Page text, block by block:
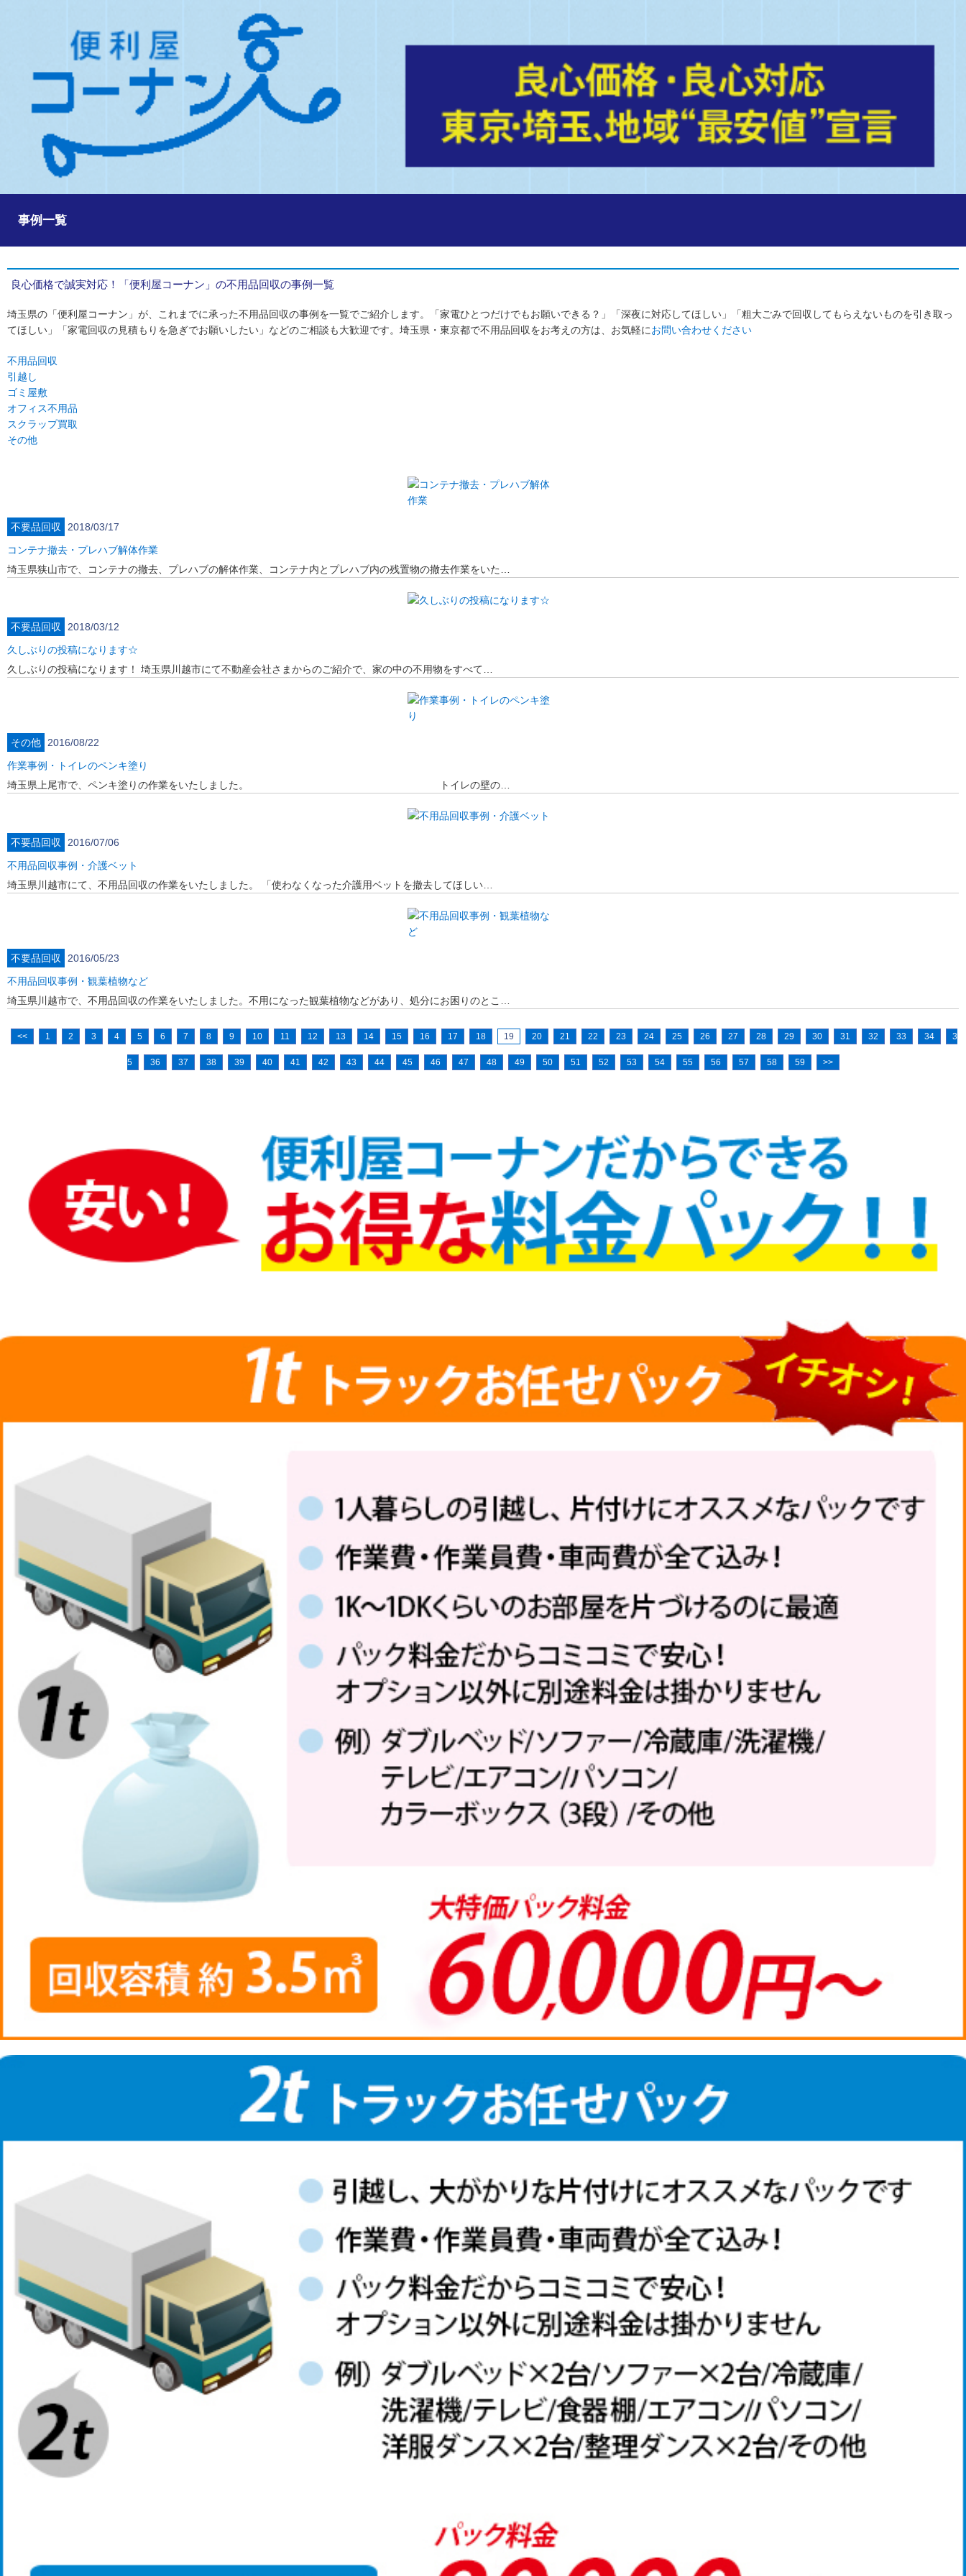
事例一覧
良心価格で誠実対応！「便利屋コーナン」の不用品回収の事例一覧
埼玉県の「便利屋コーナン」が、これまでに承った不用品回収の事例を一覧でご紹介します。「家電ひとつだけでもお願いできる？」「深夜に対応してほしい」「粗大ごみで回収してもらえないものを引き取っ
てほしい」「家電回収の見積もりを急ぎでお願いしたい」などのご相談も大歓迎です。埼玉県・東京都で不用品回収をお考えの方は、お気軽にお問い合わせください
不用品回収
引越し
ゴミ屋敷
オフィス不用品
スクラップ買取
その他
不要品回収
2018/03/17
コンテナ撤去・プレハブ解体作業
埼玉県狭山市で、コンテナの撤去、プレハブの解体作業、コンテナ内とプレハブ内の残置物の撤去作業をいた…
不要品回収
2018/03/12
久しぶりの投稿になります☆
久しぶりの投稿になります！ 埼玉県川越市にて不動産会社さまからのご紹介で、家の中の不用物をすべて…
その他 2016/08/22
作業事例・トイレのペンキ塗り
埼玉県上尾市で、ペンキ塗りの作業をいたしました。 トイレの壁の…
不要品回収
2016/07/06
不用品回収事例・介護ベット
埼玉県川越市にて、不用品回収の作業をいたしました。 「使わなくなった介護用ベットを撤去してほしい…
不要品回収
2016/05/23
不用品回収事例・観葉植物など
埼玉県川越市で、不用品回収の作業をいたしました。不用になった観葉植物などがあり、処分にお困りのとこ…
<< 1 2 3 4 5 6 7 8 9 10 11 12 13 14 15 16 17 18 19 20 21 22 23 24 25 26 27 28 29 30 31 32 33 34 3
5 36 37 38 39 40 41 42 43 44 45 46 47 48 49 50 51 52 53 54 55 56 57 58 59 >>